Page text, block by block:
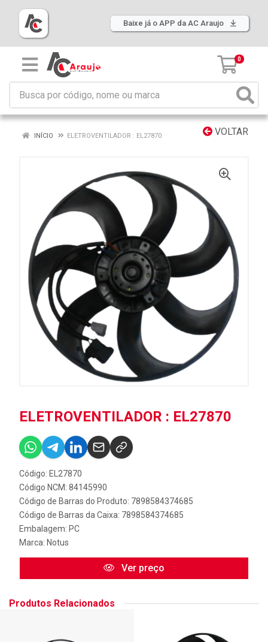
Baixe já o APP da AC Araujo
0
VOLTAR
INÍCIO ELETROVENTILADOR : EL27870
ELETROVENTILADOR : EL27870
Código: EL27870
Código NCM: 84145990
Código de Barras do Produto: 7898584374685
Código de Barras da Caixa: 7898584374685
Embalagem: PC
Marca: Notus
Ver preço
Produtos Relacionados